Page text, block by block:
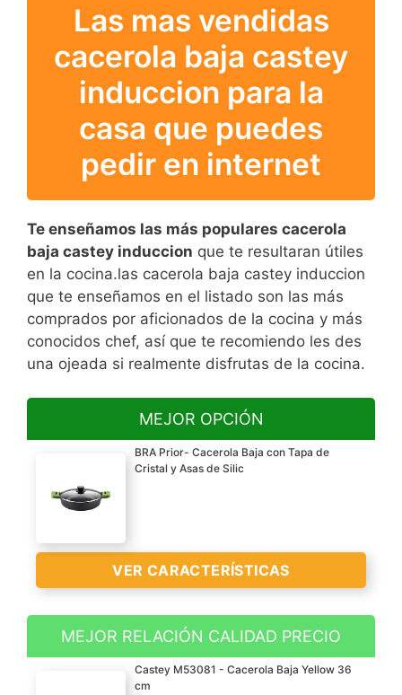
Las mas vendidas
cacerola baja castey
induccion para la
casa que puedes
pedir en internet
Te enseñamos las más populares cacerola
baja castey induccion que te resultaran útiles
en la cocina.las cacerola baja castey induccion
que te enseñamos en el listado son las más
comprados por aficionados de la cocina y más
conocidos chef, así que te recomiendo les des
una ojeada si realmente disfrutas de la cocina.
MEJOR OPCIÓN
BRA Prior- Cacerola Baja con Tapa de
Cristal y Asas de Silic
VER CARACTERÍSTICAS
Aluminio fundido
Apta para todo tipo de
MEJOR RELACIÓN CALIDAD PRECIO
Castey M53081 - Cacerola Baja Yellow 36
cm